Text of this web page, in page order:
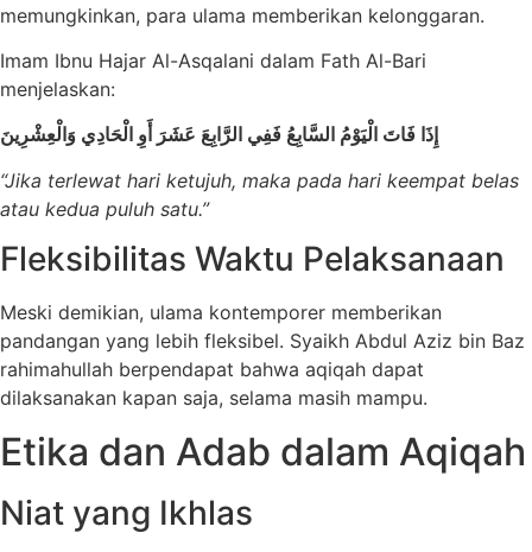
memungkinkan, para ulama memberikan kelonggaran.
Imam Ibnu Hajar Al-Asqalani dalam Fath Al-Bari
menjelaskan:
إِذَا فَاتَ الْيَوْمُ السَّابِعُ فَفِي الرَّابِعَ عَشَرَ أَوِ الْحَادِي وَالْعِشْرِينَ
“Jika terlewat hari ketujuh, maka pada hari keempat belas
atau kedua puluh satu.”
Fleksibilitas Waktu Pelaksanaan
Meski demikian, ulama kontemporer memberikan
pandangan yang lebih fleksibel. Syaikh Abdul Aziz bin Baz
rahimahullah berpendapat bahwa aqiqah dapat
dilaksanakan kapan saja, selama masih mampu.
Etika dan Adab dalam Aqiqah
Niat yang Ikhlas